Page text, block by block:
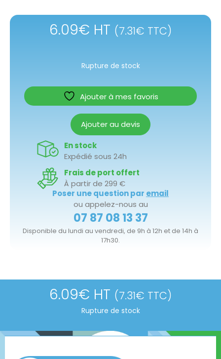
6.09€ HT (7.31€ TTC)
Rupture de stock
Ajouter à mes favoris
Ajouter au devis
En stock
Expédié sous 24h
Frais de port offert
À partir de 299 €
Poser une question par email
ou appelez-nous au
07 87 08 13 37
Disponible du lundi au vendredi, de 9h à 12h et de 14h à
17h30.
6.09€ HT (7.31€ TTC)
Rupture de stock